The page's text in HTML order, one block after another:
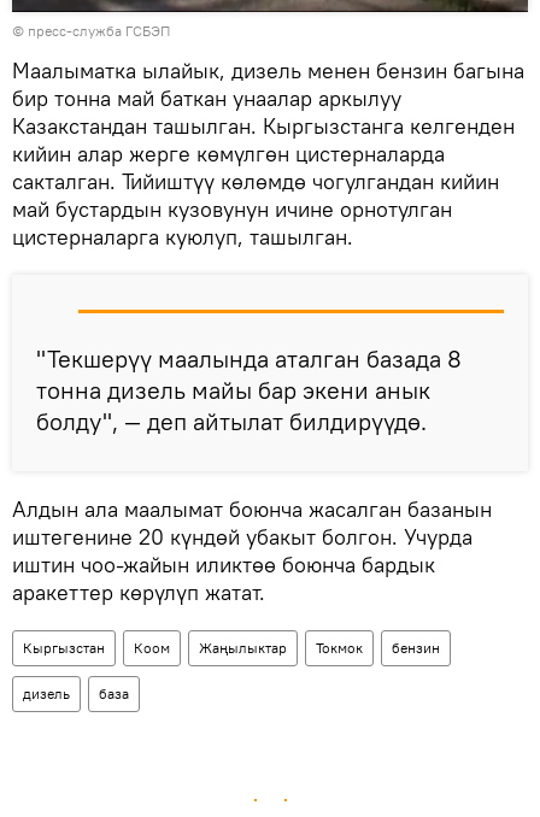
© пресс-служба ГСБЭП
Маалыматка ылайык, дизель менен бензин багына
бир тонна май баткан унаалар аркылуу
Казакстандан ташылган. Кыргызстанга келгенден
кийин алар жерге көмүлгөн цистерналарда
сакталган. Тийиштүү көлөмдө чогулгандан кийин
май бустардын кузовунун ичине орнотулган
цистерналарга куюлуп, ташылган.
"Текшерүү маалында аталган базада 8
тонна дизель майы бар экени анык
болду", — деп айтылат билдирүүдө.
Алдын ала маалымат боюнча жасалган базанын
иштегенине 20 күндөй убакыт болгон. Учурда
иштин чоо-жайын иликтөө боюнча бардык
аракеттер көрүлүп жатат.
Кыргызстан Коом Жаңылыктар Токмок бензин
дизель база